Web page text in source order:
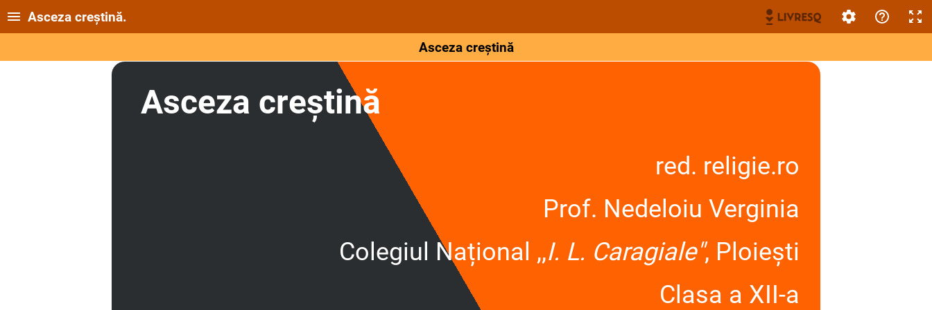
Asceza creștină.
Asceza creștină
Asceza creștină
red. religie.ro
Prof. Nedeloiu Verginia
Colegiul Național ,,I. L. Caragiale", Ploiești
Clasa a XII-a